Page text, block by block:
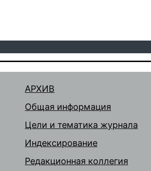
АРХИВ
Общая информация
Цели и тематика журнала
Индексирование
Редакционная коллегия